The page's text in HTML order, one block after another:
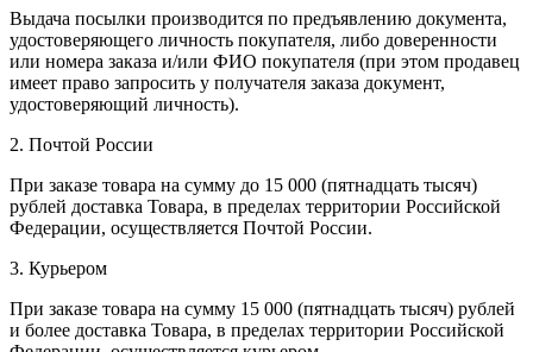
Выдача посылки производится по предъявлению документа,
удостоверяющего личность покупателя, либо доверенности
или номера заказа и/или ФИО покупателя (при этом продавец
имеет право запросить у получателя заказа документ,
удостоверяющий личность).
2. Почтой России
При заказе товара на сумму до 15 000 (пятнадцать тысяч)
рублей доставка Товара, в пределах территории Российской
Федерации, осуществляется Почтой России.
3. Курьером
При заказе товара на сумму 15 000 (пятнадцать тысяч) рублей
и более доставка Товара, в пределах территории Российской